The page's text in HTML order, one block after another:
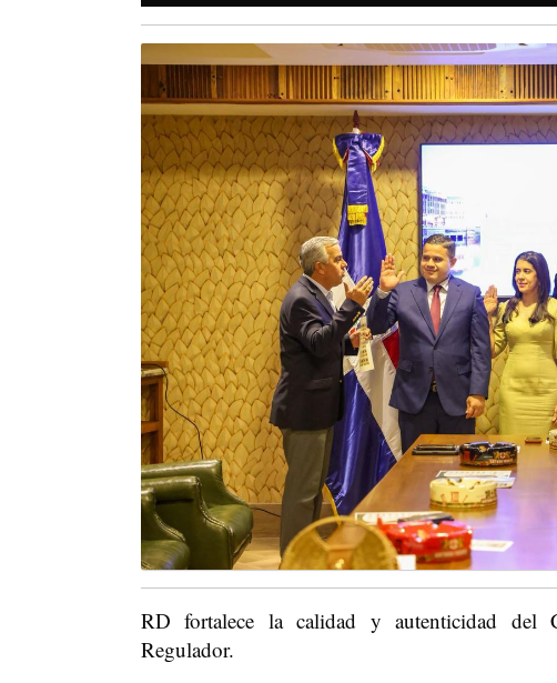
8,
2026
RD fortalece la calidad y autenticidad del
Regulador.